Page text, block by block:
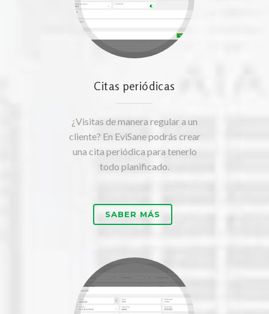
Citas periódicas
¿Visitas de manera regular a un
cliente? En EviSane podrás crear
una cita periódica para tenerlo
todo planificado.
SABER MÁS